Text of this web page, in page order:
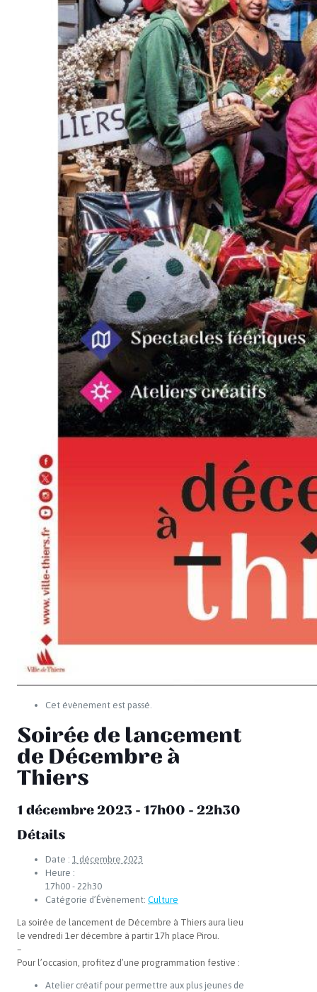
Cet évènement est passé.
Soirée de lancement
de Décembre à
Thiers
1 décembre 2023 - 17h00 - 22h30
Détails
Date : 1 décembre 2023
Heure :
17h00 - 22h30
Catégorie d’Évènement: Culture
La soirée de lancement de Décembre à Thiers aura lieu
le vendredi 1er décembre à partir 17h place Pirou.
–
Pour l’occasion, profitez d’une programmation festive :
Atelier créatif pour permettre aux plus jeunes de